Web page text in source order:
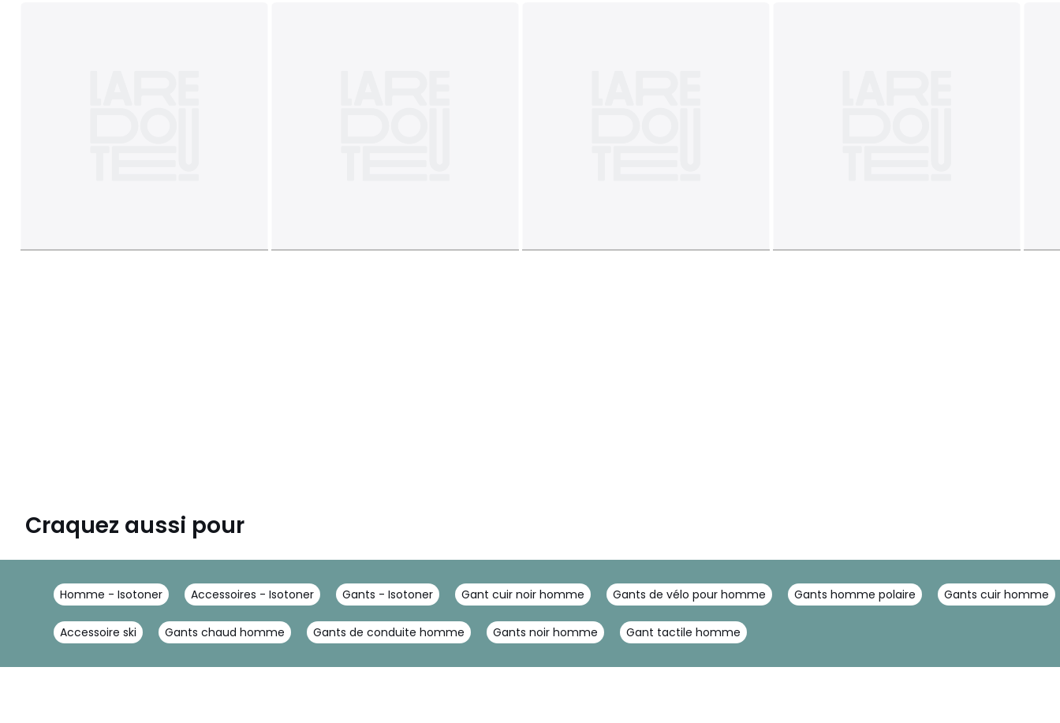
Craquez aussi pour
Homme - Isotoner Accessoires - Isotoner Gants - Isotoner Gant cuir noir homme Gants de vélo pour homme Gants homme polaire Gants cuir homme
Accessoire ski Gants chaud homme Gants de conduite homme Gants noir homme Gant tactile homme